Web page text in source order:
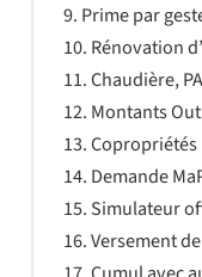
Prime par
Rénovation
Chaudière,
Montants
Demande
Simulateur
Versement